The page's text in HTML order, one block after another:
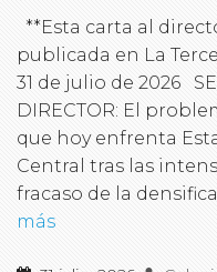
**Esta carta al
publicada en La
31 de julio de 2026
DIRECTOR: El
que hoy enfrenta
Central tras las
fracaso de la
más